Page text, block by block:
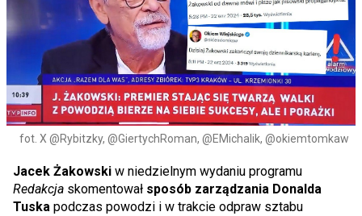
fot. X @Rybitzky, @GiertychRoman, @EMichalik, @okiemtomkaw
Jacek Żakowski w niedzielnym wydaniu programu
Redakcja skomentował sposób zarządzania Donalda
Tuska podczas powodzi i w trakcie odpraw sztabu